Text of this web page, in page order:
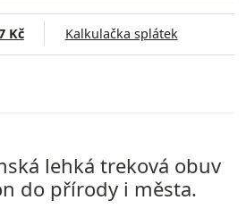
Kč Kalkulačka splátek
lehká treková obuv
do přírody i města.